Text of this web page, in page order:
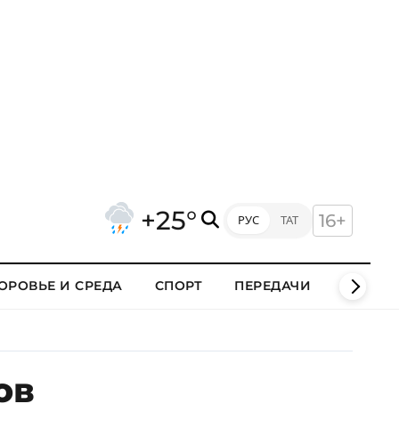
+25° РУС ТАТ 16+
И СРЕДА СПОРТ ПЕРЕДАЧИ КЛИПЫ